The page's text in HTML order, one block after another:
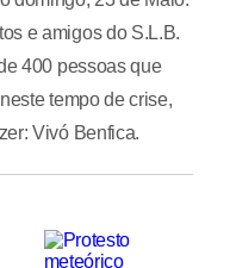
e amigos do S.L.B.
400 pessoas que
tempo de crise,
Vivó Benfica.